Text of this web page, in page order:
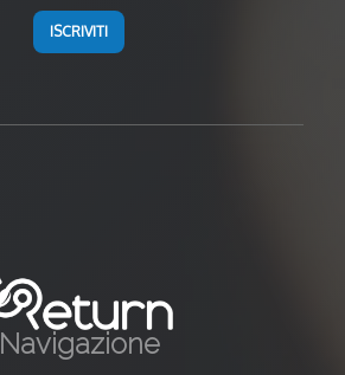
ISCRIVITI
Navigazione